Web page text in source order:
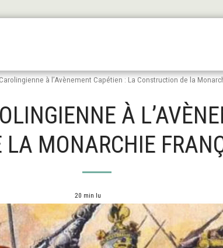
à l’Avènement Capétien : La Construction de la
À
LA MONARCHIE
20 min lu